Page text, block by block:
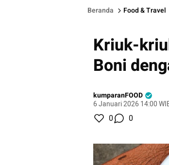
Beranda Food & Travel
Kriuk-
Boni
kumparanFOOD
6 Januari 2026 14:00
0 0